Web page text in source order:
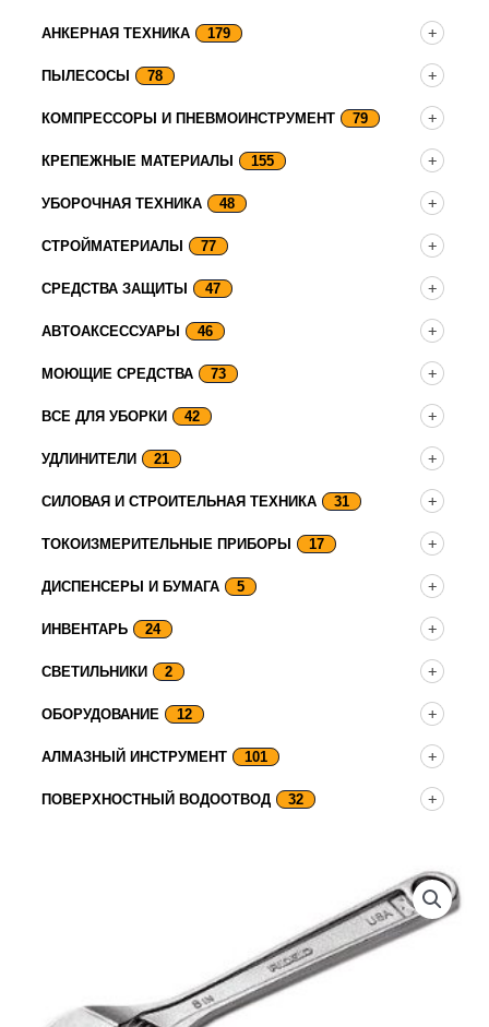
АНКЕРНАЯ ТЕХНИКА 179
ПЫЛЕСОСЫ 78
КОМПРЕССОРЫ И ПНЕВМОИНСТРУМЕНТ 79
КРЕПЕЖНЫЕ МАТЕРИАЛЫ 155
УБОРОЧНАЯ ТЕХНИКА 48
СТРОЙМАТЕРИАЛЫ 77
СРЕДСТВА ЗАЩИТЫ 47
АВТОАКСЕССУАРЫ 46
МОЮЩИЕ СРЕДСТВА 73
ВСЕ ДЛЯ УБОРКИ 42
УДЛИНИТЕЛИ 21
СИЛОВАЯ И СТРОИТЕЛЬНАЯ ТЕХНИКА 31
ТОКОИЗМЕРИТЕЛЬНЫЕ ПРИБОРЫ 17
ДИСПЕНСЕРЫ И БУМАГА 5
ИНВЕНТАРЬ 24
СВЕТИЛЬНИКИ 2
ОБОРУДОВАНИЕ 12
АЛМАЗНЫЙ ИНСТРУМЕНТ 101
ПОВЕРХНОСТНЫЙ ВОДООТВОД 32